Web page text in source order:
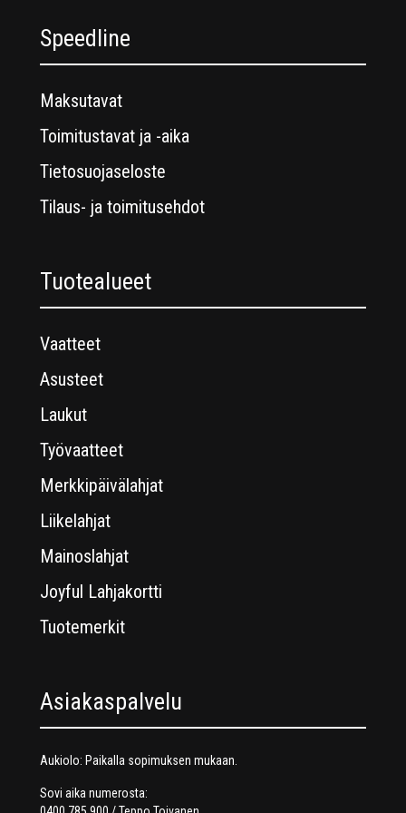
Speedline
Maksutavat
Toimitustavat ja -aika
Tietosuojaseloste
Tilaus- ja toimitusehdot
Tuotealueet
Vaatteet
Asusteet
Laukut
Työvaatteet
Merkkipäivälahjat
Liikelahjat
Mainoslahjat
Joyful Lahjakortti
Tuotemerkit
Asiakaspalvelu
Aukiolo: Paikalla sopimuksen mukaan.
Sovi aika numerosta: